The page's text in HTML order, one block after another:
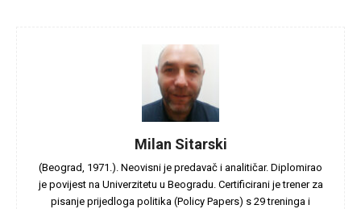
Milan Sitarski
(Beograd, 1971.). Neovisni je predavač i analitičar. Diplomirao
je povijest na Univerzitetu u Beogradu. Certificirani je trener za
pisanje prijedloga politika (Policy Papers) s 29 treninga i